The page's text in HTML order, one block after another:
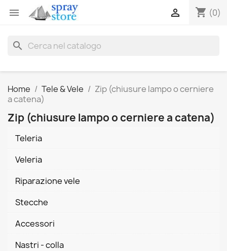
 shopping_cart (0)

search
Home Tele & Vele
Zip (chiusure lampo o cerniere
a catena)
Zip (chiusure lampo o cerniere a catena)
Teleria
Veleria
Riparazione vele
Stecche
Accessori
Nastri - colla